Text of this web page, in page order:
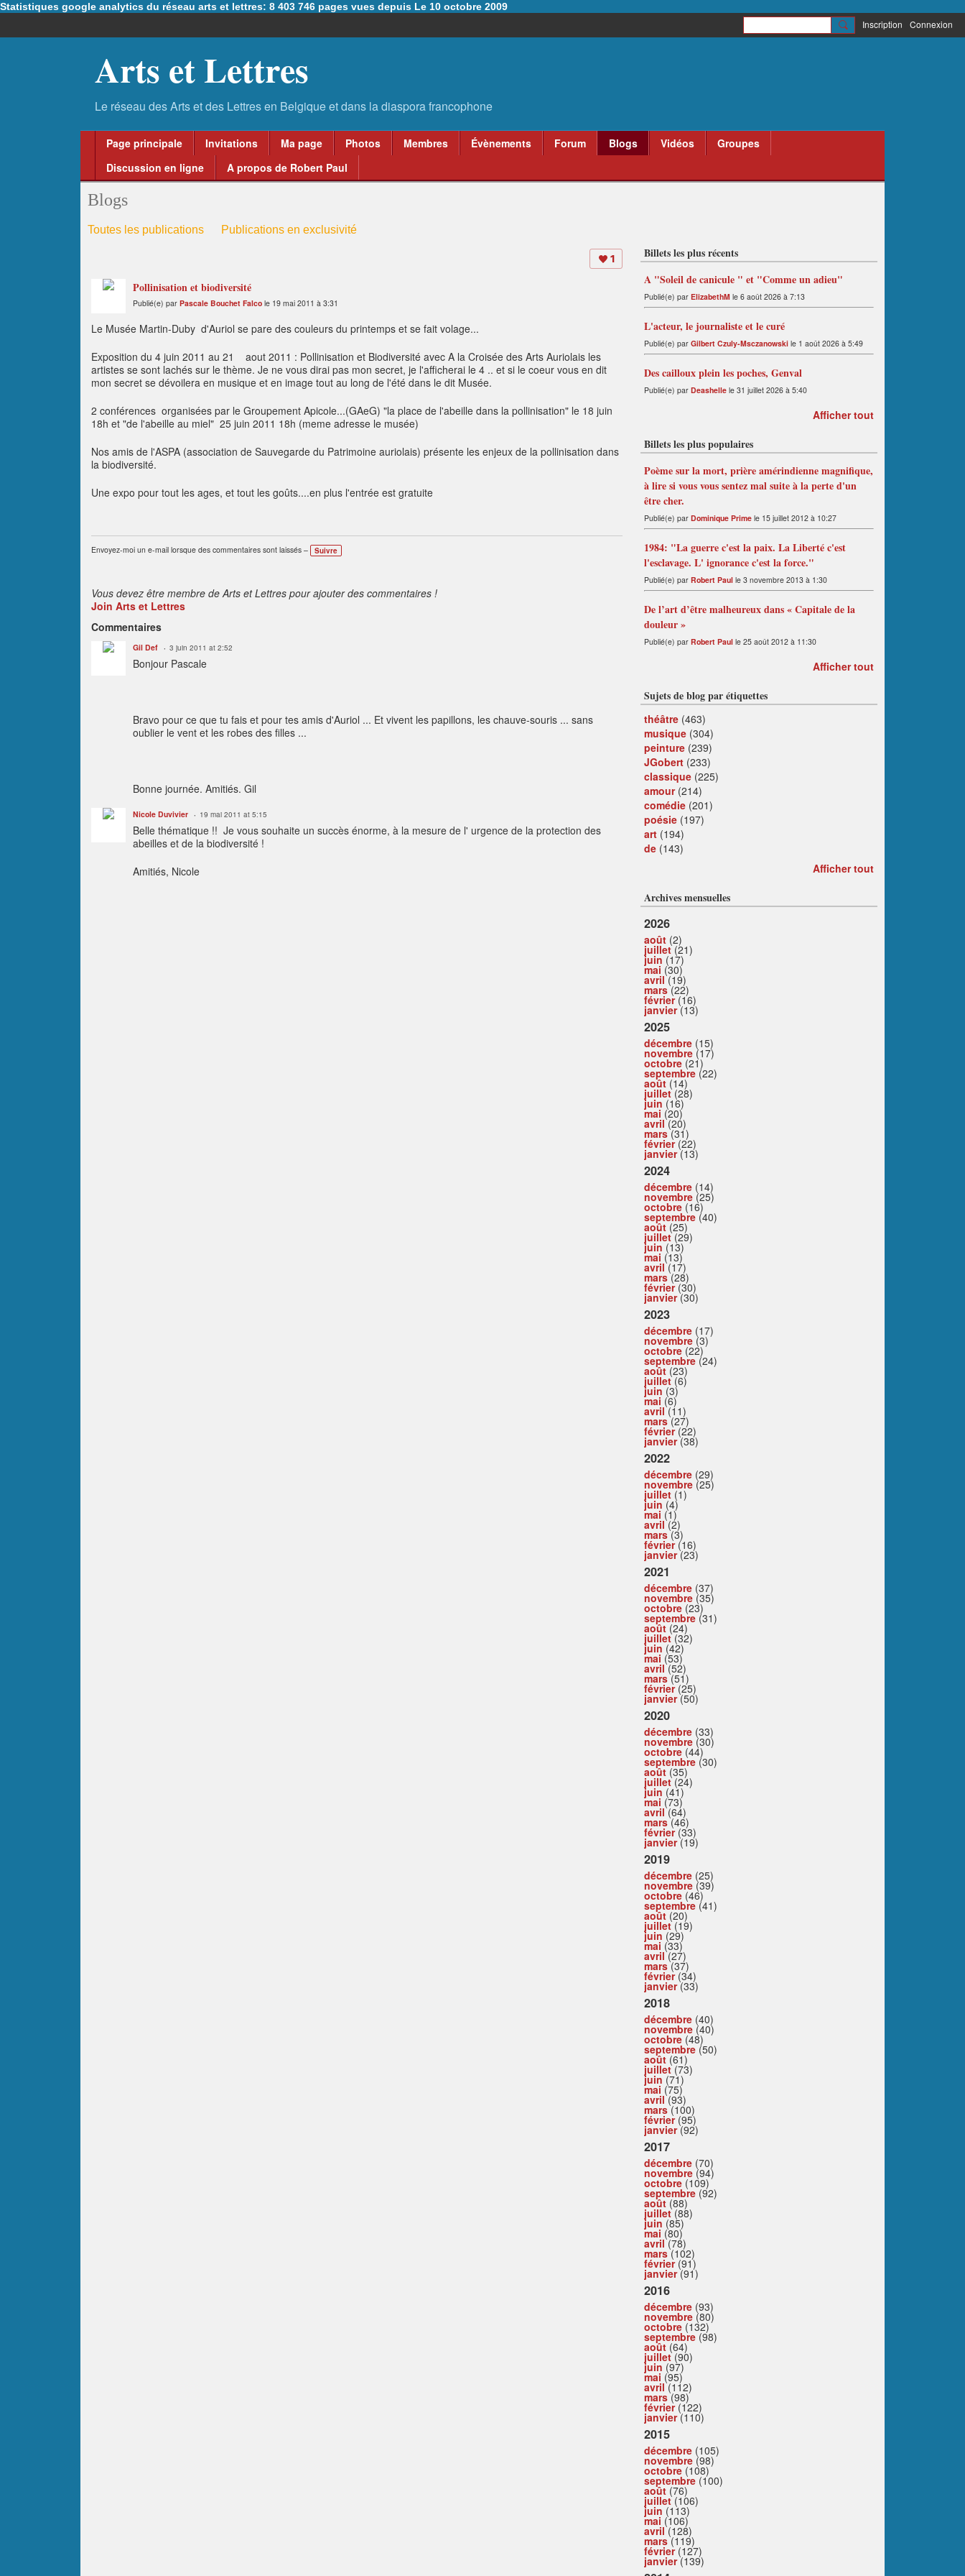
Statistiques google analytics du réseau arts et lettres: 8 403 746 pages vues depuis Le 10 octobre 2009
Inscription Connexion
Arts et Lettres
Page principale Invitations Ma page Photos Membres Évènements Forum Blogs Vidéos
Groupes
Discussion en ligne
A propos de Robert Paul
Blogs
Toutes les publications Publications en exclusivité
1
Pollinisation et biodiversité
Publié(e) par Pascale Bouchet Falco le 19 mai 2011 à 3:31
Le Musée Martin-Duby d'Auriol se pare des couleurs du printemps et se fait volage...
Exposition du 4 juin 2011 au 21 aout 2011 : Pollinisation et Biodiversité avec A la Croisée des Arts Auriolais les
artistes se sont lachés sur le thème. Je ne vous dirai pas mon secret, je l'afficherai le 4 .. et si le coeur vous en dit
mon secret se dévoilera en musique et en image tout au long de l'été dans le dit Musée.
2 conférences organisées par le Groupement Apicole...(GAeG) "la place de l'abeille dans la pollinisation" le 18 juin
18h et "de l'abeille au miel" 25 juin 2011 18h (meme adresse le musée)
Nos amis de l'ASPA (association de Sauvegarde du Patrimoine auriolais) présente les enjeux de la pollinisation dans
la biodiversité.
Une expo pour tout les ages, et tout les goûts....en plus l'entrée est gratuite
Envoyez-moi un e-mail lorsque des commentaires sont laissés – Suivre
Vous devez être membre de Arts et Lettres pour ajouter des commentaires !
Join Arts et Lettres
Commentaires
Gil Def 3 juin 2011 at 2:52
Bonjour Pascale
Bravo pour ce que tu fais et pour tes amis d'Auriol ... Et vivent les papillons, les chauve-souris ... sans
oublier le vent et les robes des filles ...
Bonne journée. Amitiés. Gil
Nicole Duvivier 19 mai 2011 at 5:15
Belle thématique !! Je vous souhaite un succès énorme, à la mesure de l' urgence de la protection des
abeilles et de la biodiversité !
Amitiés, Nicole
Billets les plus récents
A "Soleil de canicule " et "Comme un adieu"
Publié(e) par ElizabethM le 6 août 2026 à 7:13
L'acteur, le journaliste et le curé
Publié(e) par Gilbert Czuly-Msczanowski le 1 août 2026 à 5:49
Des cailloux plein les poches, Genval
Publié(e) par Deashelle le 31 juillet 2026 à 5:40
Afficher tout
Billets les plus populaires
Poème sur la mort, prière amérindienne magnifique,
à lire si vous vous sentez mal suite à la perte d'un
être cher.
Publié(e) par Dominique Prime le 15 juillet 2012 à 10:27
1984: "La guerre c'est la paix. La Liberté c'est
l'esclavage. L' ignorance c'est la force."
Publié(e) par Robert Paul le 3 novembre 2013 à 1:30
De l’art d’être malheureux dans « Capitale de la
douleur »
Publié(e) par Robert Paul le 25 août 2012 à 11:30
Afficher tout
Sujets de blog par étiquettes
théâtre (463)
musique (304)
peinture (239)
JGobert (233)
classique (225)
amour(214)
comédie (201)
poésie (197)
art (194)
de (143)
Afficher tout
Archives mensuelles
2026
août (2)
juillet(21)
juin (17)
mai (30)
avril(19)
mars(22)
février(16)
janvier(13)
2025
décembre (15)
novembre (17)
octobre (21)
septembre (22)
août (14)
juillet(28)
juin (16)
mai (20)
avril(20)
mars(31)
février(22)
janvier(13)
2024
décembre (14)
novembre (25)
octobre (16)
septembre (40)
août (25)
juillet(29)
juin (13)
mai (13)
avril(17)
mars(28)
février(30)
janvier(30)
2023
décembre (17)
novembre (3)
octobre (22)
septembre (24)
août (23)
juillet(6)
juin (3)
mai (6)
avril(11)
mars(27)
février(22)
janvier(38)
2022
décembre (29)
novembre (25)
juillet (1)
juin (4)
mai (1)
avril(2)
mars(3)
février(16)
janvier(23)
2021
décembre (37)
novembre (35)
octobre (23)
septembre (31)
août (24)
juillet(32)
juin (42)
mai (53)
avril(52)
mars(51)
février(25)
janvier(50)
2020
décembre (33)
novembre (30)
octobre (44)
septembre (30)
août (35)
juillet(24)
juin (41)
mai (73)
avril(64)
mars(46)
février(33)
janvier(19)
2019
décembre (25)
novembre (39)
octobre (46)
septembre (41)
août (20)
juillet(19)
juin (29)
mai (33)
avril(27)
mars(37)
février(34)
janvier(33)
2018
décembre (40)
novembre (40)
octobre (48)
septembre (50)
août (61)
juillet(73)
juin (71)
mai (75)
avril(93)
mars(100)
février(95)
janvier(92)
2017
décembre (70)
novembre (94)
octobre (109)
septembre (92)
août (88)
juillet(88)
juin (85)
mai (80)
avril(78)
mars(102)
février(91)
janvier(91)
2016
décembre (93)
novembre (80)
octobre (132)
septembre (98)
août (64)
juillet(90)
juin (97)
mai (95)
avril(112)
mars(98)
février(122)
janvier(110)
2015
décembre (105)
novembre (98)
octobre (108)
septembre (100)
août (76)
juillet(106)
juin (113)
mai (106)
avril(128)
mars(119)
février(127)
janvier(139)